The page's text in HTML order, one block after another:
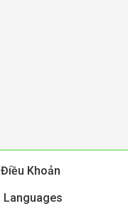
Điều Khoản
Languages